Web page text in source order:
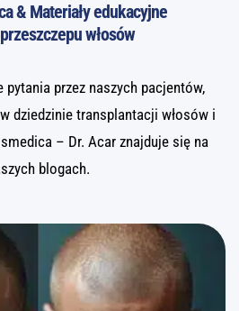
& Materiały edukacyjne
włosów
pytania przez naszych pacjentów,
dziedzinie transplantacji włosów i
– Dr. Acar znajduje się na
blogach.